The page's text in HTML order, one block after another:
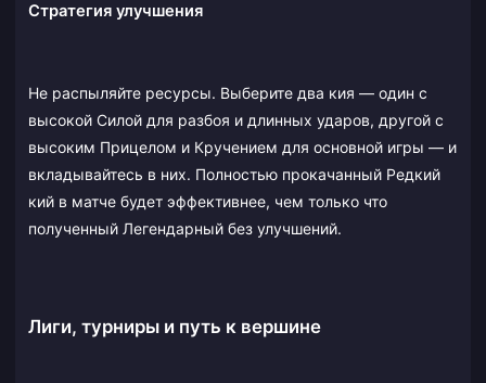
Стратегия улучшения
Не распыляйте ресурсы. Выберите два кия — один с
высокой Силой для разбоя и длинных ударов, другой с
высоким Прицелом и Кручением для основной игры — и
вкладывайтесь в них. Полностью прокачанный Редкий
кий в матче будет эффективнее, чем только что
полученный Легендарный без улучшений.
Лиги, турниры и путь к вершине